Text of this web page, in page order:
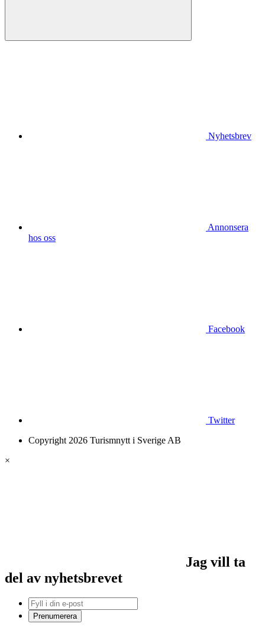
Nyhetsbrev
Annonsera
hos oss
Facebook
Twitter
Copyright 2026 Turismnytt i Sverige AB
×
Jag vill ta
del av nyhetsbrevet
Prenumerera